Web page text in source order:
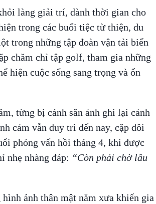
làng giải trí, dành thời gian cho
trong các buổi tiệc từ thiện, du
trong những tập đoàn vận tải biển
chăm chỉ tập golf, tham gia những
hiện cuộc sống sang trọng và ổn
từng bị cánh săn ảnh ghi lại cảnh
cảm vẫn duy trì đến nay, cặp đôi
phỏng vấn hồi tháng 4, khi được
nhẹ nhàng đáp: “Còn phải chờ lâu
ảnh thân mật năm xưa khiến gia